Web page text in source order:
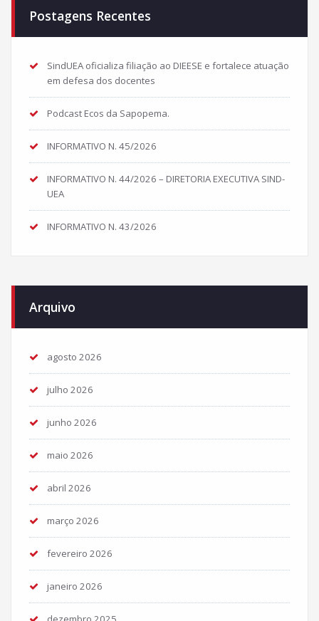
Postagens Recentes
SindUEA oficializa filiação ao DIEESE e fortalece atuação
em defesa dos docentes
Podcast Ecos da Sapopema.
INFORMATIVO N. 45/2026
INFORMATIVO N. 44/2026 – DIRETORIA EXECUTIVA SIND-
UEA
INFORMATIVO N. 43/2026
Arquivo
agosto 2026
julho 2026
junho 2026
maio 2026
abril 2026
março 2026
fevereiro 2026
janeiro 2026